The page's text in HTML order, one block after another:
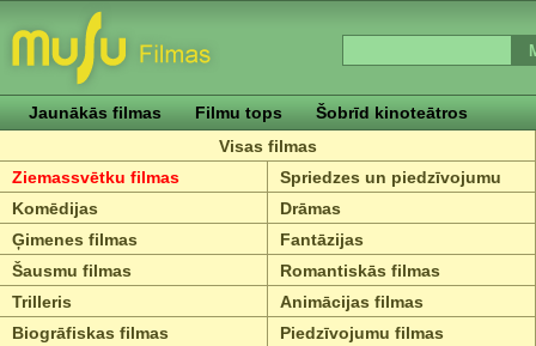
Jaunākās filmas Filmu tops
Šobrīd kinoteātros
Visas filmas
Ziemassvētku filmas
Spriedzes un piedzīvojumu
Komēdijas
Drāmas
Ģimenes filmas
Fantāzijas
Šausmu filmas
Romantiskās filmas
Trilleris
Animācijas filmas
Biogrāfiskas filmas
Piedzīvojumu filmas